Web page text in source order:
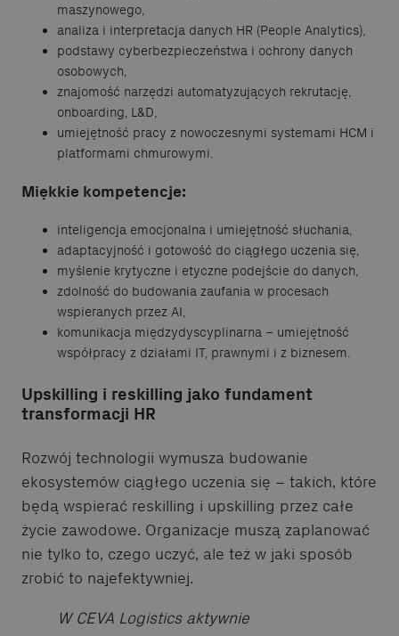
maszynowego,
analiza i interpretacja danych HR (People Analytics),
podstawy cyberbezpieczeństwa i ochrony danych
osobowych,
znajomość narzędzi automatyzujących rekrutację,
onboarding, L&D,
umiejętność pracy z nowoczesnymi systemami HCM i
platformami chmurowymi.
Miękkie kompetencje:
inteligencja emocjonalna i umiejętność słuchania,
adaptacyjność i gotowość do ciągłego uczenia się,
myślenie krytyczne i etyczne podejście do danych,
zdolność do budowania zaufania w procesach
wspieranych przez AI,
komunikacja międzydyscyplinarna – umiejętność
współpracy z działami IT, prawnymi i z biznesem.
Upskilling i reskilling jako fundament
transformacji HR
Rozwój technologii wymusza budowanie
ekosystemów ciągłego uczenia się – takich, które
będą wspierać reskilling i upskilling przez całe
życie zawodowe. Organizacje muszą zaplanować
nie tylko to, czego uczyć, ale też w jaki sposób
zrobić to najefektywniej.
W CEVA Logistics aktywnie